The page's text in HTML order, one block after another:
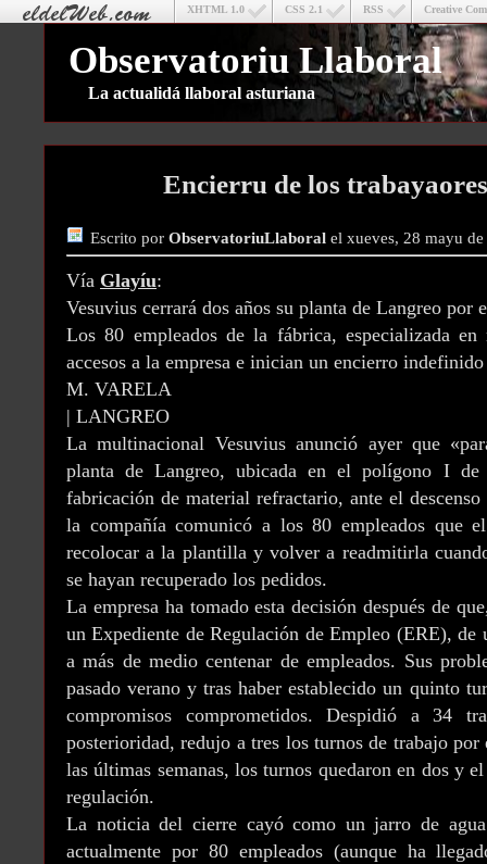
Creative
RSS
CSS 2.1
XHTML 1.0
Observatoriu Llaboral
La actualidá llaboral asturiana
Encierru de los
Escrito por ObservatoriuLlaboral el xueves, 28 mayu
Vía Glayíu:
Vesuvius cerrará dos años su planta de Langreo por
Los 80 empleados de la fábrica, especializada
accesos a la empresa e inician un encierro indefinido
M. VARELA
| LANGREO
La multinacional Vesuvius anunció ayer que
planta de Langreo, ubicada en el polígono I
fabricación de material refractario, ante el
la compañía comunicó a los 80 empleados que
recolocar a la plantilla y volver a readmitirla
se hayan recuperado los pedidos.
La empresa ha tomado esta decisión después de
un Expediente de Regulación de Empleo (ERE), de
a más de medio centenar de empleados. Sus
pasado verano y tras haber establecido un quinto
compromisos comprometidos. Despidió a 34
posterioridad, redujo a tres los turnos de trabajo por
las últimas semanas, los turnos quedaron en dos y
regulación.
La noticia del cierre cayó como un jarro de
actualmente por 80 empleados (aunque ha